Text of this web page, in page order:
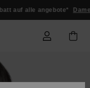
auf alle angebote*